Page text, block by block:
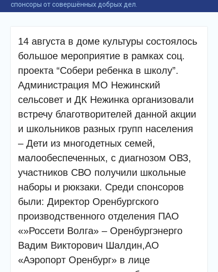
спонсоры от совершённых добрых дел.
14 августа в доме культуры состоялось
большое мероприятие в рамках соц.
проекта “Собери ребенка в школу”.
Администрация МО Нежинский
сельсовет и ДК Нежинка организовали
встречу благотворителей данной акции
и школьников разных групп населения
– Дети из многодетных семей,
малообеспеченных, с диагнозом ОВЗ,
участников СВО получили школьные
наборы и рюкзаки. Среди спонсоров
были: Директор Оренбургского
производственного отделения ПАО
«»Россети Волга» – Оренбургэнерго
Вадим Викторович Шалдин,АО
«Аэропорт Оренбург» в лице